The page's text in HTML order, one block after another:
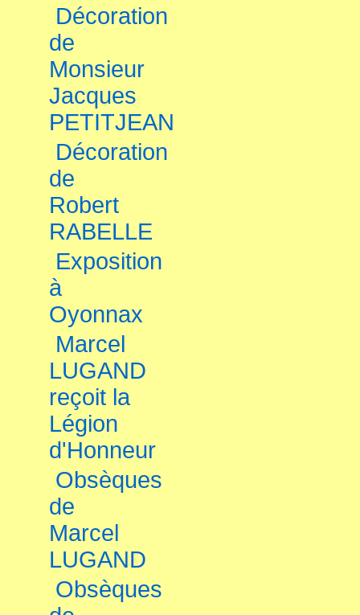
Décoration
de
Monsieur
Jacques
PETITJEAN
Décoration
de
Robert
RABELLE
Exposition
à
Oyonnax
Marcel
LUGAND
reçoit la
Légion
d'Honneur
Obsèques
de
Marcel
LUGAND
Obsèques